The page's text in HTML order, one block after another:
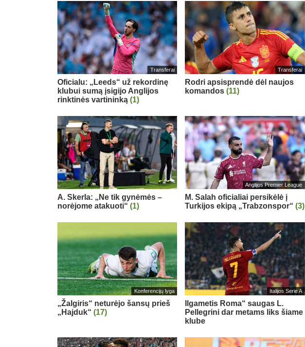
Transferai
Oficialu: „Leeds“ už rekordinę
klubui sumą įsigijo Anglijos
rinktinės vartininką (1)
Transferai
Rodri apsisprendė dėl naujos
komandos(11)
A. Skerla: „Ne tik gynėmės –
norėjome atakuoti“ (1)
Anglijos Premier League
M. Salah oficialiai persikėlė į
Turkijos ekipą „Trabzonspor“(3)
Konferencijų lyga
„Žalgiris“ neturėjo šansų prieš
„Hajduk“ (17)
Italijos Serie A
Ilgametis Roma“ saugas L.
Pellegrini dar metams liks šiame
klube